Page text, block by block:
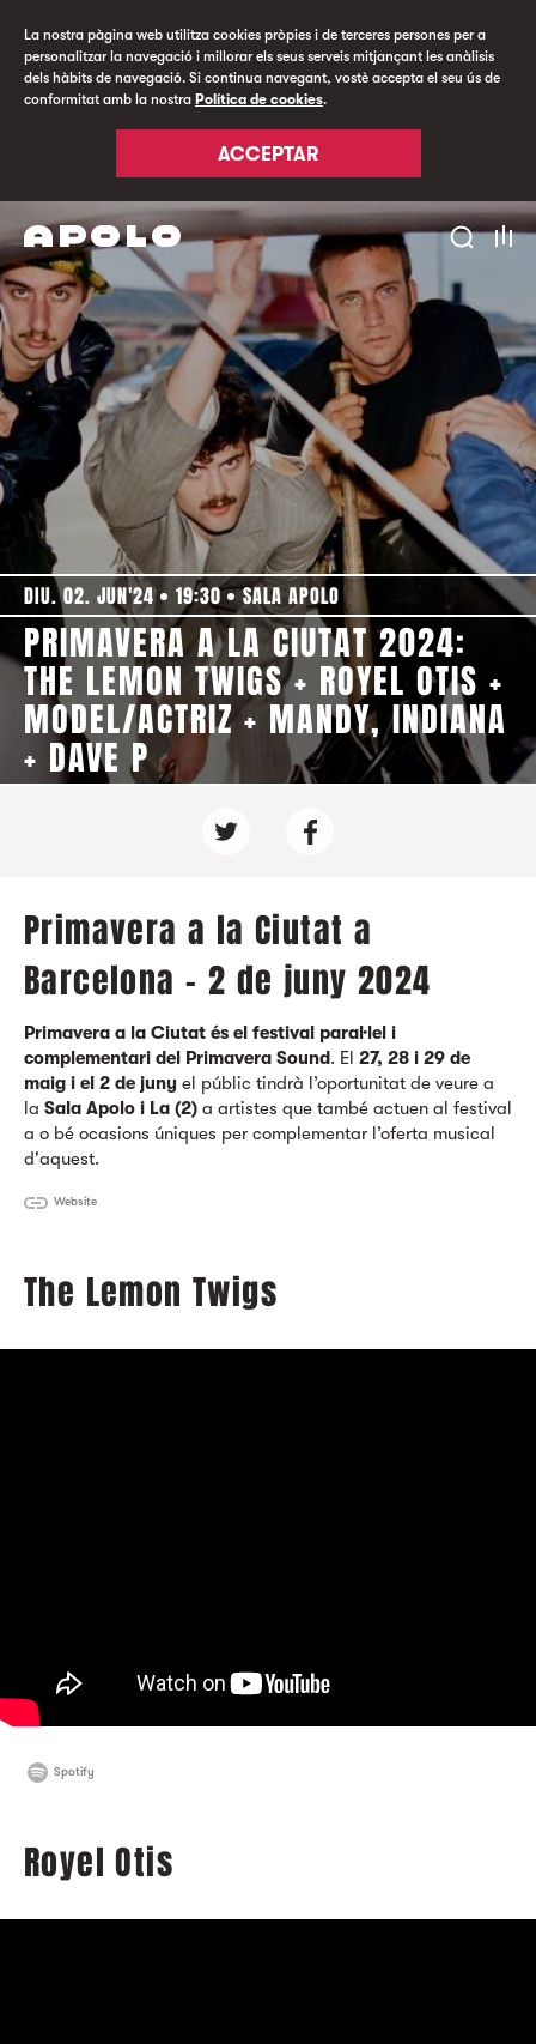
La nostra pàgina web utilitza cookies pròpies i de terceres persones per a
personalitzar la navegació i millorar els seus serveis mitjançant les anàlisis
dels hàbits de navegació. Si continua navegant, vostè accepta el seu ús de
conformitat amb la nostra Política de cookies.
ACCEPTAR
DIU. 02. JUN'24 19:30 SALA APOLO
PRIMAVERA A LA CIUTAT 2024:
THE LEMON TWIGS + ROYEL OTIS +
MODEL/ACTRIZ + MANDY, INDIANA
+ DAVE P
Primavera a la Ciutat a
Barcelona - 2 de juny 2024
Primavera a la Ciutat és el festival paral·lel i
complementari del Primavera Sound. El 27, 28 i 29 de
maig i el 2 de juny el públic tindrà l’oportunitat de veure a
la Sala Apolo i La (2) a artistes que també actuen al festival
a o bé ocasions úniques per complementar l’oferta musical
d'aquest.
Website
The Lemon Twigs
Spotify
Royel Otis